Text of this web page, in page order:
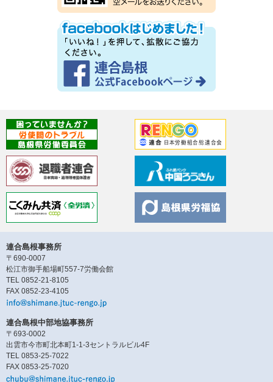
連合島根事務所
〒690-0007
松江市御手船場町557-7労働会館
TEL 0852-21-8105
FAX 0852-23-4105
連合島根中部地協事務所
〒693-0002
出雲市今市町北本町1-1-3セントラルビル4F
TEL 0853-25-7022
FAX 0853-25-7020